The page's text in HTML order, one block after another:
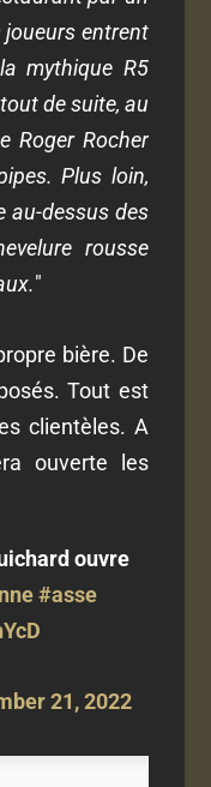
joueurs entrent
mythique R5
de suite, au
Roger Rocher
Plus loin,
au-dessus des
rousse
"
bière. De
Tout est
clientèles. A
ouverte les
ouvre
#asse
21, 2022